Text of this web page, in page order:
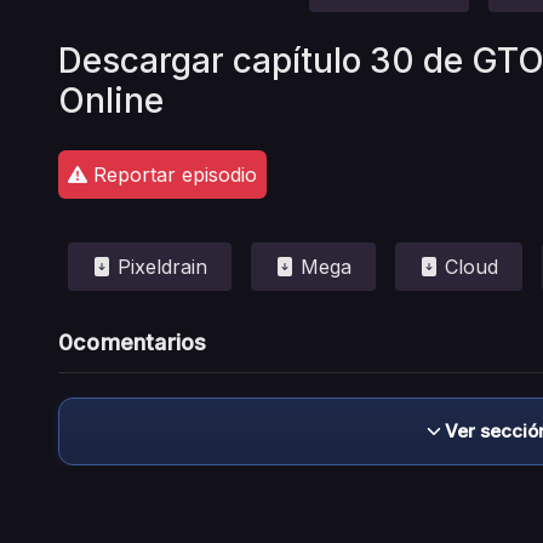
Descargar capítulo 30 de
Online
Reportar episodio
Pixeldrain Mega Cloud
0comentarios
Ver